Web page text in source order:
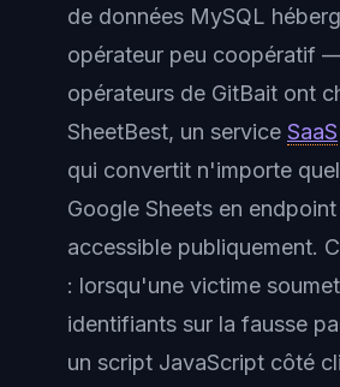
de données MySQL
opérateur peu coopératif
opérateurs de GitBait ont
SheetBest, un service SaaS
qui convertit n'importe
Google Sheets en
accessible publiquement.
: lorsqu'une victime
identifiants sur la fausse
un script JavaScript côté